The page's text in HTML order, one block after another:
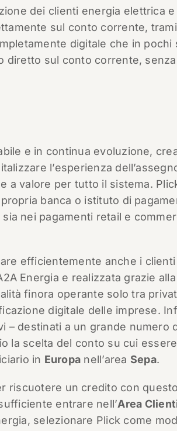
dei clienti energia elettrica e
sul conto corrente,
digitale che in pochi
diretto sul conto corrente,
e in continua evoluzione,
l’esperienza
a valore per tutto il sistema.
banca o istituto di
nei pagamenti retail e
efficientemente anche i
Energia e realizzata grazie
finora operante solo tra
digitale delle imprese.
– destinati a un grande numero
la scelta del conto su cui
in Europa nell’area Sepa.
riscuotere un credito con
entrare nell’Area
selezionare Plick come